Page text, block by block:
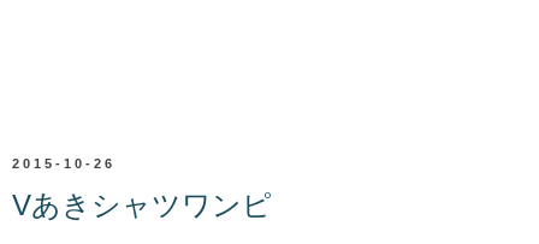
2015-10-26
Vあきシャツワンピ